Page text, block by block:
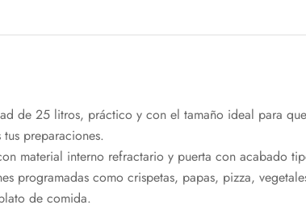
de 25 litros, práctico y con el tamaño ideal para
tus preparaciones.
material interno refractario y puerta con acabado
programadas como crispetas, papas, pizza,
de comida.